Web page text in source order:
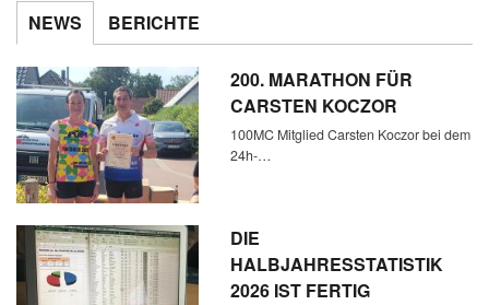
NEWS BERICHTE
200. MARATHON FÜR
CARSTEN KOCZOR
100MC Mitglied Carsten Koczor bei dem
24h-…
DIE
HALBJAHRESSTATISTIK
2026 IST FERTIG